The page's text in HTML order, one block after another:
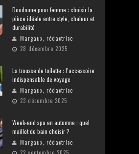
Doudoune pour femme : choisir la
pièce idéale entre style, chaleur et
durabilité
Margaux, rédactrice
28 décembre 2025
La trousse de toilette : l’accessoire
indispensable de voyage
Margaux, rédactrice
23 décembre 2025
Week-end spa en automne : quel
maillot de bain choisir ?
Margaux, rédactrice
22 septembre 2025